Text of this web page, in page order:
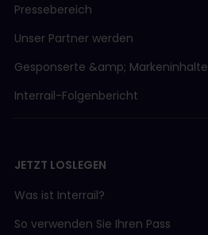
Pressebereich
Unser Partner werden
Gesponserte &amp; Markeninhalte
Interrail-Folgenbericht
JETZT LOSLEGEN
Was ist Interrail?
So verwenden Sie Ihren Pass